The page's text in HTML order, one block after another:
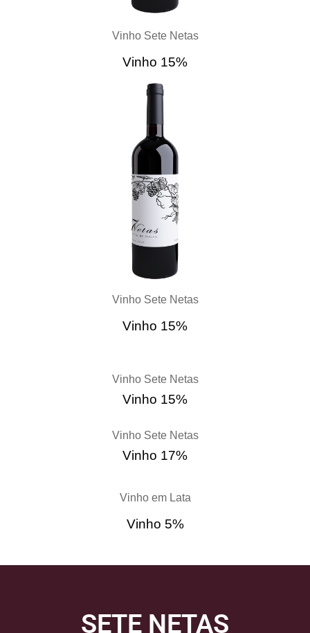
Vinho Sete Netas
Vinho 15%
Vinho Sete Netas
Vinho 15%
Vinho Sete Netas
Vinho 15%
Vinho Sete Netas
Vinho 17%
Vinho em Lata
Vinho 5%
SETE NETAS